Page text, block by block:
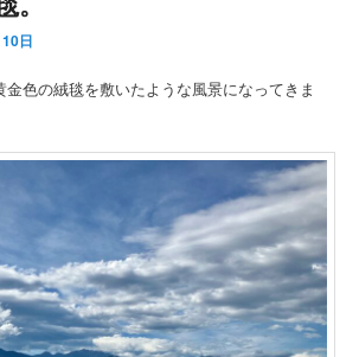
日
色の絨毯を敷いたような風景になってきま